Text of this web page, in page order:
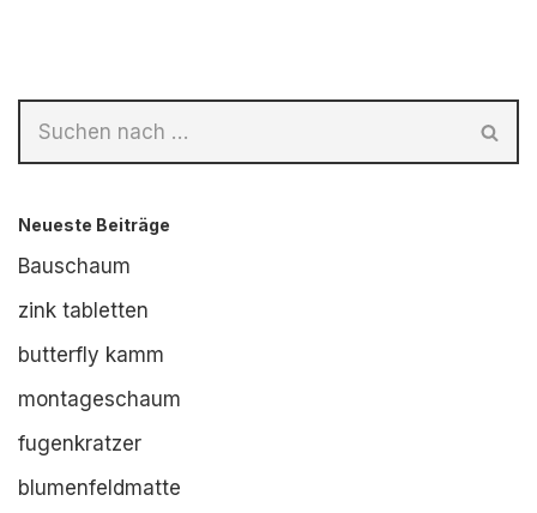
Neueste Beiträge
Bauschaum
zink tabletten
butterfly kamm
montageschaum
fugenkratzer
blumenfeldmatte